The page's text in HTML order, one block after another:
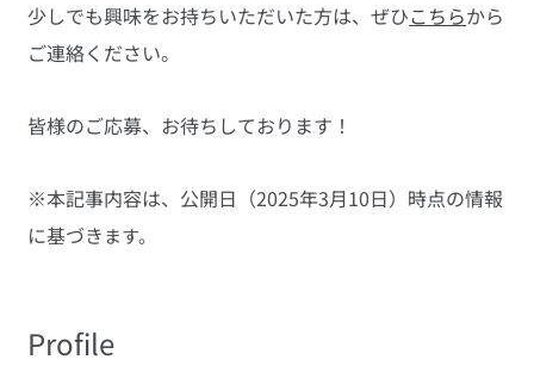
少しでも興味をお持ちいただいた方は、ぜひこちらから
ご連絡ください。
皆様のご応募、お待ちしております！
※本記事内容は、公開日（2025年3月10日）時点の情報
に基づきます。
Profile